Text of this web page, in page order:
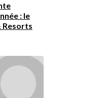
: le
Resorts